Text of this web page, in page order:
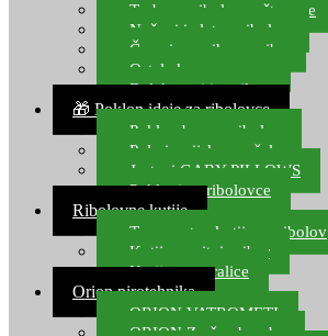
Torbe za ribolovne štapove
Noževi i alat za ribolov
Čamci za prihranu ribe
Ostala kamp oprema
Dalekozori i optika
🎁 Poklon ideje za ribolovce
Poklon bon za ribolov
Polarizacijske naočale
Jastuci GABY PILLOWS
Pokloni za ribolovce
Ribolovne kutije
Transportne kutije za ribolov
Kutije za sitni pribor
Kutije za varalice
Orion pirotehnika
ORION VATROMETI